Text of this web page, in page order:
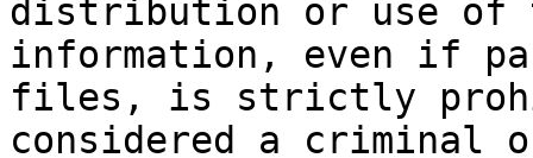
distribution or use of
information, even if
files, is strictly
considered a criminal